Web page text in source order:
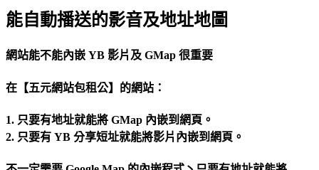
能自動播送的影音及地址地圖
網站能不能內嵌 YB 影片及 GMap 很重要
在【五元網站包租公】的網站：
1. 只要有地址就能將 GMap 內嵌到網頁。
2. 只要有 YB 分享短址就能將影片內嵌到網頁。